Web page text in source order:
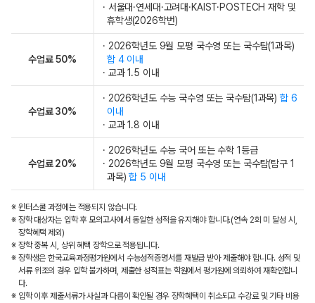
· 서울대·연세대·고려대·KAIST·POSTECH 재학 및
휴학생(2026학번)
수업료 50%
· 2026학년도 9월 모평 국수영 또는 국수탐(1과목)
합 4 이내
· 교과 1.5 이내
수업료 30%
· 2026학년도 수능 국수영 또는 국수탐(1과목) 합 6
이내
· 교과 1.8 이내
수업료 20%
· 2026학년도 수능 국어 또는 수학 1등급
· 2026학년도 9월 모평 국수영 또는 국수탐(탐구 1
과목)합 5 이내
※ 윈터스쿨 과정에는 적용되지 않습니다.
※ 장학 대상자는 입학 후 모의고사에서 동일한 성적을 유지해야 합니다.(연속 2회 미 달성 시,
장학혜택 제외)
※ 장학 중복 시, 상위 혜택 장학으로 적용됩니다.
※ 장학생은 한국교육과정평가원에서 수능성적증명서를 재발급 받아 제출해야 합니다. 성적 및
서류 위조의 경우 입학 불가하며, 제출한 성적표는 학원에서 평가원에 의뢰하여 재확인합니
다.
※ 입학 이후 제출서류가 사실과 다름이 확인될 경우 장학혜택이 취소되고 수강료 및 기타 비용